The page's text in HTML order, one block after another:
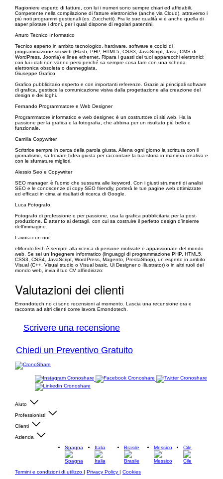
Ragioniere esperto di fatture, con lui i numeri sono sempre chiari ed affidabili.
Competente nella compilazione di fatture elettroniche (anche via Cloud), attraverso i
più noti programmi gestionali (es. Zucchetti). Fra le sue qualità vi è anche quella di
saper pilotare i droni, per i quali dispone di regolari patentini.
Arturo Tecnico Informatico
Tecnico esperto in ambito tecnologico, hardware, software e codici di
programmazione siti web (Flash, PHP, HTML5, CSS3, JavaScript, Java, CMS di
WordPress, Joomla) e linee ethernet. Ripara i guasti dei tuoi apparecchi elettronici:
con lui i dati non vanno persi perché sa sempre cosa fare con una scheda
elettronica obsoleta o danneggiata.
Giuseppe Grafico
Grafico pubblicitario esperto e con importanti referenze. Grazie ai principali software
di grafica, gestisce la comunicazione visiva dalla progettazione alla creazione del
design e dei loghi.
Fernando Programmatore e Web Designer
Programmatore informatico e web designer, è un costruttore di siti web. Ha la
passione per la grafica e la fotografia, che abbina per un risultato più bello e
funzionale.
Camilla Copywriter
Scrittrice sempre in cerca della parola giusta. Allena ogni giorno la scrittura con il
giornalismo, sa trovare l’idea giusta per raccontare la tua storia in maniera creativa e
con le sfumature migliori.
Alessio Seo e Copywriter
SEO manager, è l’uomo che sussurra alle keyword. Con i giusti strumenti di analisi
SEO e le conoscenze di copy SEO friendly, porterà le tue pagine web ottimizzate
ed efficaci in cima ai risultati di ricerca di Google.
Luca Fotografo
Fotografo di professione e per passione, usa la grafica pubblicitaria per la post-
produzione. È attento ai dettagli, con cui sa costruire il perfetto design d’insieme
dell’immagine.
Lavora con noi!
eMondoTech è sempre alla ricerca di persone motivate e appassionate del mondo
web. Se sei un Ingegnere informatico (linguaggi di programmazione PHP, HTML5,
CSS3, CSS4, JavaScript, WordPress, Magento, PrestaShop), un esperto in ambito
Visual (C++, Visual studio o Visual basic, Ui Designer o Illustrator) o in altri ruoli del
mondo web, invia il tuo CV all’indirizzo:
Valutazioni dei clienti
Emondotech no ci sono recensioni al momento. Lascia una recensione ora e
racconta ad altri clienti come lavora Emondotech.
Scrivere una recensione
Chiedi un Preventivo Gratuito
Aiuto
Professionisti
Clienti
Azienda
Spagna
Italia Brasile Messico Cile
Termini e condizioni di utilizzo | Privacy Policy | Cookies